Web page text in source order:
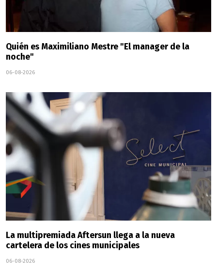
Quién es Maximiliano Mestre "El manager de la
noche"
06-08-2026
La multipremiada Aftersun llega a la nueva
cartelera de los cines municipales
06-08-2026